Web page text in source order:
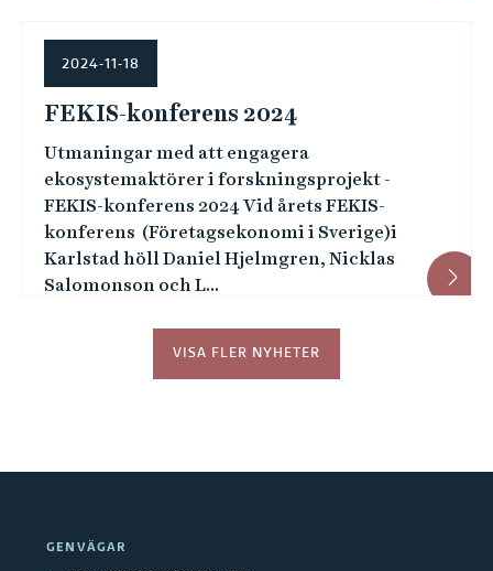
2024-11-18
FEKIS-konferens 2024
Utmaningar med att engagera
ekosystemaktörer i forskningsprojekt -
FEKIS-konferens 2024 Vid årets FEKIS-
konferens (Företagsekonomi i Sverige)i
Karlstad höll Daniel Hjelmgren, Nicklas
Salomonson och L...
VISA FLER NYHETER
GENVÄGAR